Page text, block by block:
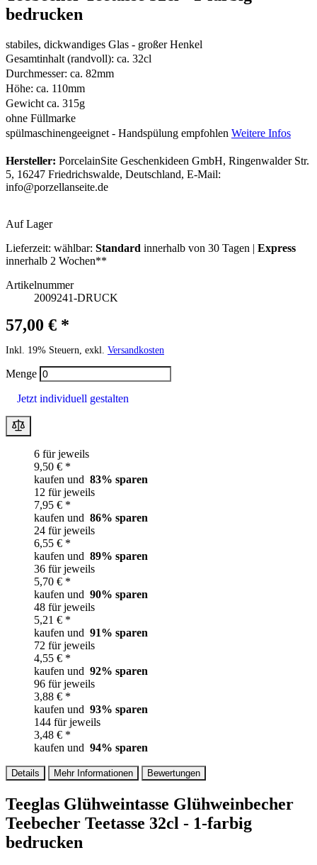
bedrucken
stabiles, dickwandiges Glas - großer Henkel
Gesamtinhalt (randvoll): ca. 32cl
Durchmesser: ca. 82mm
Höhe: ca. 110mm
Gewicht ca. 315g
ohne Füllmarke
spülmaschinengeeignet - Handspülung empfohlen Weitere Infos
Hersteller: PorcelainSite Geschenkideen GmbH, Ringenwalder Str.
5, 16247 Friedrichswalde, Deutschland, E-Mail:
info@porzellanseite.de
Auf Lager
Lieferzeit: wählbar: Standard innerhalb von 30 Tagen | Express
innerhalb 2 Wochen**
Artikelnummer
2009241-DRUCK
57,00 € *
Inkl. 19% Steuern, exkl. Versandkosten
Menge
Jetzt individuell gestalten
6 für jeweils
9,50 € *
kaufen und 83% sparen
12 für jeweils
7,95 € *
kaufen und 86% sparen
24 für jeweils
6,55 € *
kaufen und 89% sparen
36 für jeweils
5,70 € *
kaufen und 90% sparen
48 für jeweils
5,21 € *
kaufen und 91% sparen
72 für jeweils
4,55 € *
kaufen und 92% sparen
96 für jeweils
3,88 € *
kaufen und 93% sparen
144 für jeweils
3,48 € *
kaufen und 94% sparen
Details Mehr Informationen Bewertungen
Teeglas Glühweintasse Glühweinbecher
Teebecher Teetasse 32cl - 1-farbig
bedrucken